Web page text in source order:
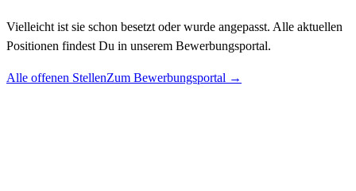
Vielleicht ist sie schon besetzt oder wurde angepasst. Alle aktuellen
Positionen findest Du in unserem Bewerbungsportal.
Alle offenen StellenZum Bewerbungsportal →